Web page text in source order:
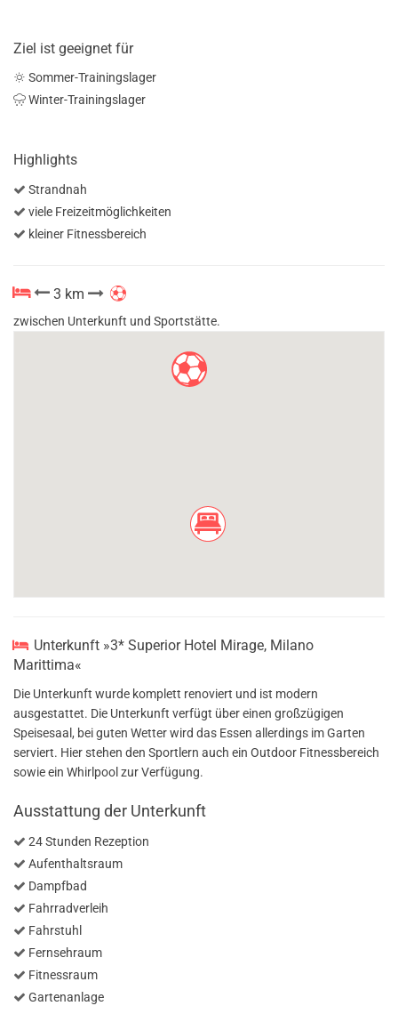
Ziel ist geeignet für
Sommer-Trainingslager
Winter-Trainingslager
Highlights
Strandnah
viele Freizeitmöglichkeiten
kleiner Fitnessbereich
3 km
zwischen Unterkunft und Sportstätte.
Unterkunft »3* Superior Hotel Mirage, Milano
Marittima«
Die Unterkunft wurde komplett renoviert und ist modern
ausgestattet. Die Unterkunft verfügt über einen großzügigen
Speisesaal, bei guten Wetter wird das Essen allerdings im Garten
serviert. Hier stehen den Sportlern auch ein Outdoor Fitnessbereich
sowie ein Whirlpool zur Verfügung.
Ausstattung der Unterkunft
24 Stunden Rezeption
Aufenthaltsraum
Dampfbad
Fahrradverleih
Fahrstuhl
Fernsehraum
Fitnessraum
Gartenanlage